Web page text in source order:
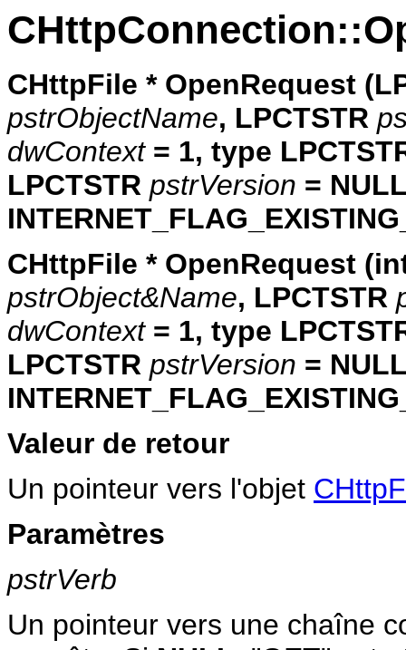
CHttpFile * OpenRequest
pstrObjectName, LPCTSTR
dwContext = 1, type
LPCTSTR pstrVersion =
CHttpFile * OpenRequest
pstrObject&Name, LPCTSTR
dwContext = 1, type
LPCTSTR pstrVersion =
Valeur de retour
Un pointeur vers l'objet
Paramètres
pstrVerb
Un pointeur vers une chaîne